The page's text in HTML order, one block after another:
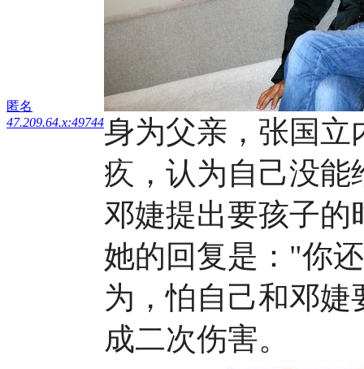
匿名
47.209.64.x:49744身为父亲，张国立
疚，认为自己没能
邓婕提出要孩子的
她的回复是："你
为，怕自己和邓
成二次伤害。